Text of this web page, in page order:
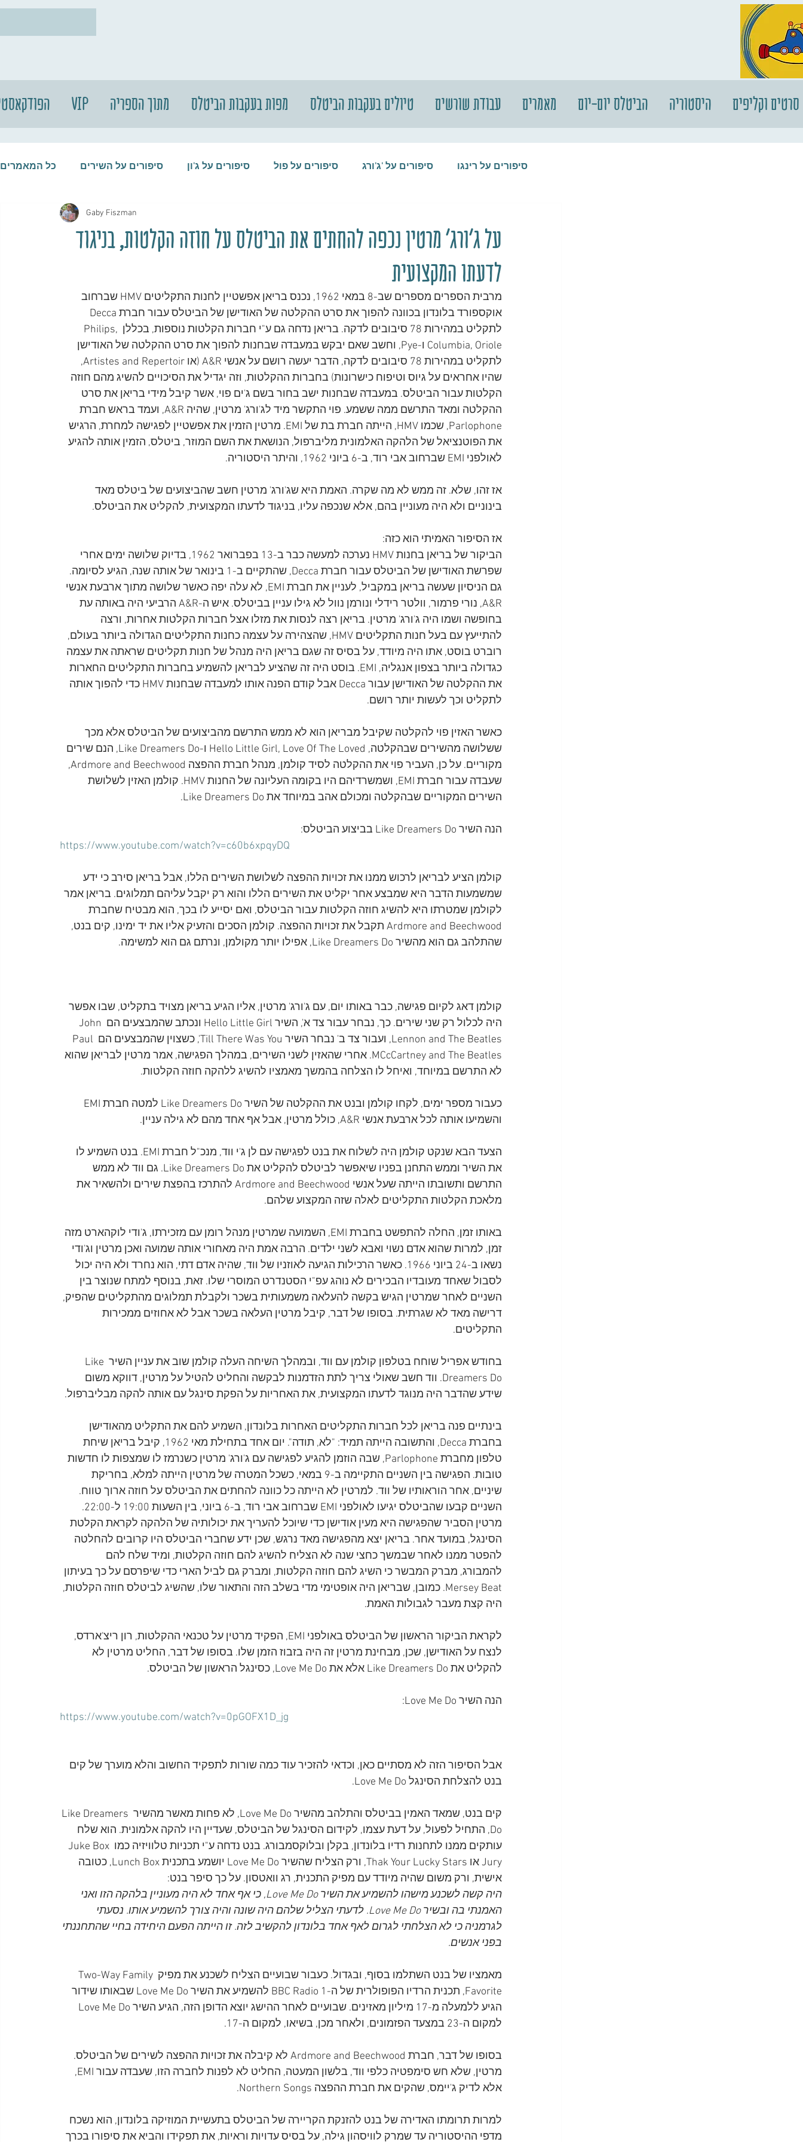
VIP מתוך הספריה מפות בעקבות הביטלס טיולים בעקבות הביטלס עבודת שורשים מאמרים הביטלס יום-יום היסטוריה סרטים וקליפים
כל המאמרים סיפורים על השירים סיפורים על ג'ון סיפורים על פול סיפורים על 'ג'ורג סיפורים על רינגו
סיפורים על הביטלס סיפורים על התקליטים
על ג'ורג' מרטין נכפה להחתים את הביטלס על חוזה הקלטות, בניגוד
לדעתו המקצועית
Gaby Fiszman
מרבית הספרים מספרים שב-8 במאי 1962, נכנס בריאן אפשטיין לחנות התקליטים HMV שברחוב
לתקליט במהירות 78 סיבובים לדקה. בריאן נדחה גם ע"י חברות הקלטות נוספות, בכללן Philips,
Columbia, Oriole ו-Pye, וחשב שאם יבקש במעבדה שבחנות להפוך את סרט ההקלטה של האודישן
לתקליט במהירות 78 סיבובים לדקה, הדבר יעשה רושם על אנשי A&R (או Artistes and Repertoir,
שהיו אחראים על גיוס וטיפוח כישרונות) בחברות ההקלטות, וזה יגדיל את הסיכויים להשיג מהם חוזה
הקלטות עבור הביטלס. במעבדה שבחנות ישב בחור בשם ג'ים פוי, אשר קיבל מידי בריאן את סרט
ההקלטה ומאד התרשם ממה ששמע. פוי התקשר מיד לג'ורג' מרטין, שהיה A&R, ועמד בראש חברת
Parlophone, שכמו HMV, הייתה חברת בת של EMI. מרטין הזמין את אפשטיין לפגישה למחרת, הרגיש
את הפוטנציאל של הלהקה האלמונית מליברפול, הנושאת את השם המוזר, ביטלס, הזמין אותה להגיע
לאולפני EMI שברחוב אבי רוד, ב-6 ביוני 1962, והיתר היסטוריה.
אז זהו, שלא. זה ממש לא מה שקרה. האמת היא שג'ורג' מרטין חשב שהביצועים של ביטלס מאד
בינוניים ולא היה מעוניין בהם, אלא שנכפה עליו, בניגוד לדעתו המקצועית, להקליט את הביטלס.
אז הסיפור האמיתי הוא כזה:
הביקור של בריאן בחנות HMV נערכה למעשה כבר ב-13 בפברואר 1962, בדיוק שלושה ימים אחרי
שפרשת האודישן של הביטלס עבור חברת Decca, שהתקיים ב-1 בינואר של אותה שנה, הגיע לסיומה.
גם הניסיון שעשה בריאן במקביל, לעניין את חברת EMI, לא עלה יפה כאשר שלושה מתוך ארבעת אנשי
A&R, נורי פרמור, וולטר רידלי ונורמן נוול לא גילו עניין בביטלס. איש ה-A&R הרביעי היה באותה עת
בחופשה ושמו היה ג'ורג' מרטין. בריאן רצה לנסות את מזלו אצל חברות הקלטות אחרות, ורצה
להתייעץ עם בעל חנות התקליטים HMV, שהצהירה על עצמה כחנות התקליטים הגדולה ביותר בעולם,
רוברט בוסט, אתו היה מיודד, על בסיס זה שגם בריאן היה מנהל של חנות תקליטים שראתה את עצמה
כגדולה ביותר בצפון אנגליה, EMI. בוסט היה זה שהציע לבריאן להשמיע בחברות התקליטים החארות
את ההקלטה של האודישן עבור Decca אבל קודם הפנה אותו למעבדה שבחנות HMV כדי להפוך אותה
לתקליט וכך לעשות יותר רושם.
כאשר האזין פוי להקלטה שקיבל מבריאן הוא לא ממש התרשם מהביצועים של הביטלס אלא מכך
ששלושה מהשירים שבהקלטה, Hello Little Girl, Love Of The Loved ו-Like Dreamers Do, הנם שירים
מקוריים. על כן, העביר פוי את ההקלטה לסיד קולמן, מנהל חברת ההפצה Ardmore and Beechwood,
שעבדה עבור חברת EMI, ושמשרדיהם היו בקומה העליונה של החנות HMV. קולמן האזין לשלושת
השירים המקוריים שבהקלטה ומכולם אהב במיוחד את Like Dreamers Do.
הנה השיר Like Dreamers Do בביצוע הביטלס:
https://www.youtube.com/watch?v=c60b6xpqyDQ
קולמן הציע לבריאן לרכוש ממנו את זכויות ההפצה לשלושת השירים הללו, אבל בריאן סירב כי ידע
שמשמעות הדבר היא שמבצע אחר יקליט את השירים הללו והוא רק יקבל עליהם תמלוגים. בריאן אמר
לקולמן שמטרתו היא להשיג חוזה הקלטות עבור הביטלס, ואם יסייע לו בכך, הוא מבטיח שחברת
Ardmore and Beechwood תקבל את זכויות ההפצה. קולמן הסכים והזעיק אליו את יד ימינו, קים בנט,
שהתלהב גם הוא מהשיר Like Dreamers Do, אפילו יותר מקולמן, ונרתם גם הוא למשימה.
קולמן דאג לקיום פגישה, כבר באותו יום, עם ג'ורג' מרטין, אליו הגיע בריאן מצויד בתקליט, שבו אפשר
היה לכלול רק שני שירים. כך, נבחר עבור צד א', השיר Hello Little Girl ונכתב שהמבצעים הם John
Lennon and The Beatles, ועבור צד ב' נבחר השיר Till There Was You', כשצוין שהמבצעים הם Paul
MCcCartney and The Beatles. אחרי שהאזין לשני השירים, במהלך הפגישה, אמר מרטין לבריאן שהוא
לא התרשם במיוחד, ואיחל לו הצלחה בהמשך מאמציו להשיג ללהקה חוזה הקלטות.
והשמיעו אותה לכל ארבעת אנשי A&R, כולל מרטין, אבל אף אחד מהם לא גילה עניין.
הצעד הבא שנקט קולמן היה לשלוח את בנט לפגישה עם לן ג'י ווד, מנכ"ל חברת EMI. בנט השמיע לו
את השיר וממש התחנן בפניו שיאפשר לביטלס להקליט את Like Dreamers Do. גם ווד לא ממש
התרשם ותשובתו הייתה שעל אנשי Ardmore and Beechwood להתרכז בהפצת שירים ולהשאיר את
מלאכת הקלטות התקליטים לאלה שזה המקצוע שלהם.
באותו זמן, החלה להתפשט בחברת EMI, השמועה שמרטין מנהל רומן עם מזכירתו, ג'ודי לוקהארט מזה
זמן, למרות שהוא אדם נשוי ואבא לשני ילדים. הרבה אמת היה מאחורי אותה שמועה ואכן מרטין וג'ודי
נשאו ב-24 ביוני 1966. כאשר הרכילות הגיעה לאוזניו של ווד, שהיה אדם דתי, הוא נחרד ולא היה יכול
לסבול שאחד מעובדיו הבכירים לא נוהג עפ"י הסטנדרט המוסרי שלו. זאת, בנוסף למתח שנוצר בין
השניים לאחר שמרטין הגיש בקשה להעלאה משמעותית בשכר ולקבלת תמלוגים מהתקליטים שהפיק,
דרישה מאד לא שגרתית. בסופו של דבר, קיבל מרטין העלאה בשכר אבל לא אחוזים ממכירות
התקליטים.
בחודש אפריל שוחח בטלפון קולמן עם ווד, ובמהלך השיחה העלה קולמן שוב את עניין השיר Like
Dreamers Do. ווד חשב שאולי צריך לתת הזדמנות לבקשה והחליט להטיל על מרטין, דווקא משום
שידע שהדבר היה מנוגד לדעתו המקצועית, את האחריות על הפקת סינגל עם אותה להקה מבליברפול.
בינתיים פנה בריאן לכל חברות התקליטים האחרות בלונדון, השמיע להם את התקליט מהאודישן
בחברת Decca, והתשובה הייתה תמיד: "לא, תודה". יום אחד בתחילת מאי 1962, קיבל בריאן שיחת
טלפון מחברת Parlophone, שבה הוזמן להגיע לפגישה עם ג'ורג' מרטין כשנרמז לו שמצפות לו חדשות
טובות. הפגישה בין השניים התקיימה ב-9 במאי, כשכל המטרה של מרטין הייתה למלא, בחריקת
שיניים, אחר הוראותיו של ווד. למרטין לא הייתה כל כוונה להחתים את הביטלס על חוזה ארוך טווח.
השניים קבעו שהביטלס יגיעו לאולפני EMI שברחוב אבי רוד, ב-6 ביוני, בין השעות 19:00 ל-22:00.
מרטין הסביר שהפגישה היא מעין אודישן כדי שיוכל להעריך את יכולותיה של הלהקה לקראת הקלטת
הסינגל, במועד אחר. בריאן יצא מהפגישה מאד נרגש, שכן ידע שחברי הביטלס היו קרובים להחלטה
להפטר ממנו לאחר שבמשך כחצי שנה לא הצליח להשיג להם חוזה הקלטות, ומיד שלח להם
להמבורג, מברק המבשר כי השיג להם חוזה הקלטות, ומברק גם לביל הארי כדי שיפרסם על כך בעיתון
Mersey Beat. כמובן, שבריאן היה אופטימי מדי בשלב הזה והתאור שלו, שהשיג לביטלס חוזה הקלטות,
היה קצת מעבר לגבולות האמת.
לקראת הביקור הראשון של הביטלס באולפני EMI, הפקיד מרטין על טכנאי ההקלטות, רון ריצ'ארדס,
לנצח על האודישן, שכן, מבחינת מרטין זה היה בזבוז הזמן שלו. בסופו של דבר, החליט מרטין לא
להקליט את Like Dreamers Do אלא את Love Me Do, כסינגל הראשון של הביטלס.
הנה השיר Love Me Do:
https://www.youtube.com/watch?v=0pGOFX1D_jg
אבל הסיפור הזה לא מסתיים כאן, וכדאי להזכיר עוד כמה שורות לתפקיד החשוב והלא מוערך של קים
בנט להצלחת הסינגל Love Me Do.
קים בנט, שמאד האמין בביטלס והתלהב מהשיר Love Me Do, לא פחות מאשר מהשיר Like Dreamers
Do, התחיל לפעול, על דעת עצמו, לקידום הסינגל של הביטלס, שעדיין היו להקה אלמונית. הוא שלח
עותקים ממנו לתחנות רדיו בלונדון, בקלן ובלוקסמבורג. בנט נדחה ע"י תכניות טלוויזיה כמו Juke Box
Jury או Thak Your Lucky Stars, ורק הצליח שהשיר Love Me Do יושמע בתכנית Lunch Box, כטובה
אישית, ורק משום שהיה מיודד עם מפיק התכנית, רג וואטסון. על כך סיפר בנט:
היה קשה לשכנע מישהו להשמיע את השיר Love Me Do, כי אף אחד לא היה מעוניין בלהקה הזו ואני
האמנתי בה ובשיר Love Me Do. לדעתי הצליל שלהם היה שונה והיה צורך להשמיע אותו. נסעתי
לגרמניה כי לא הצלחתי לגרום לאף אחד בלונדון להקשיב לזה. זו הייתה הפעם היחידה בחיי שהתחננתי
בפני אנשים.
מאמציו של בנט השתלמו בסוף, ובגדול. כעבור שבועיים הצליח לשכנע את מפיק Two-Way Family
Favorite, תכנית הרדיו הפופולרית של ה-BBC Radio 1 להשמיע את השיר Love Me Do שבאותו שידור
למקום ה-23 במצעד הפזמונים, ולאחר מכן, בשיאו, למקום ה-17.
בסופו של דבר, חברת Ardmore and Beechwood לא קיבלה את זכויות ההפצה לשירים של הביטלס.
מרטין, שלא חש סימפטיה כלפי ווד, בלשון המעטה, החליט לא לפנות לחברה הזו, שעבדה עבור EMI,
אלא לדיק ג'יימס, שהקים את חברת ההפצה Northern Songs.
למרות תרומתו האדירה של בנט להזנקת הקריירה של הביטלס בתעשיית המוזיקה בלונדון, הוא נשכח
מדפי ההיסטוריה עד שמרק לוויסהון גילה, על בסיס עדויות וראיות, את תפקידו והביא את סיפורו בכרך